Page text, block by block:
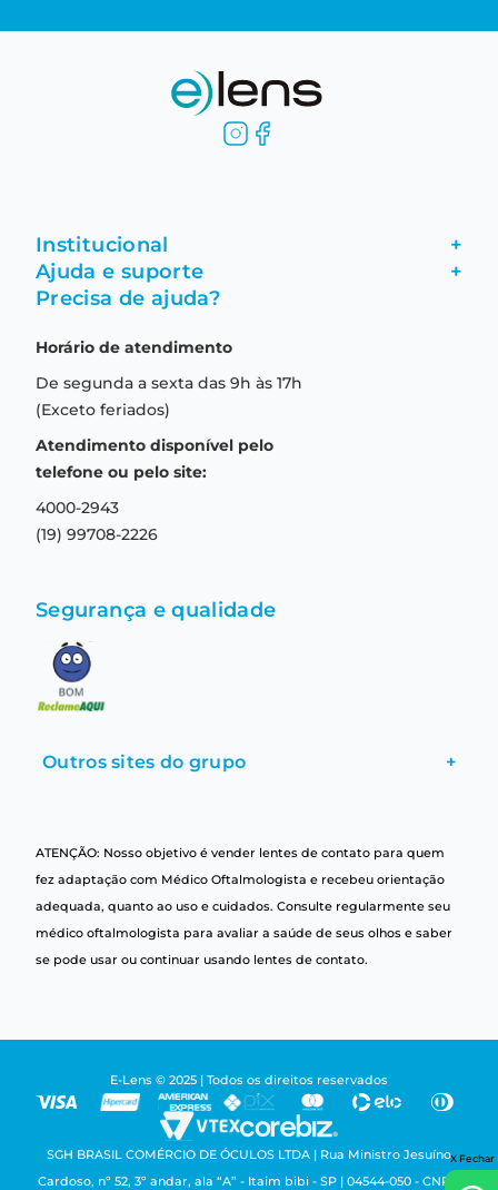
Institucional +
Fale conosco
Formas de pagamento
Aviso de privacidade
Termos e condições de uso
Ajuda e suporte +
Garantia
Troca e devolução
Central de relacionamento
Precisa de ajuda?
Horário de atendimento
De segunda a sexta das 9h às 17h
(Exceto feriados)
Atendimento disponível pelo
telefone ou pelo site:
4000-2943
(19) 99708-2226
Segurança e qualidade
Outros sites do grupo +
ATENÇÃO: Nosso objetivo é vender lentes de contato para quem
fez adaptação com Médico Oftalmologista e recebeu orientação
adequada, quanto ao uso e cuidados. Consulte regularmente seu
médico oftalmologista para avaliar a saúde de seus olhos e saber
se pode usar ou continuar usando lentes de contato.
E-Lens © 2025 | Todos os direitos reservados
SGH BRASIL COMÉRCIO DE ÓCULOS LTDA | Rua Ministro Jesuíno
Cardoso, nº 52, 3º andar, ala “A” - Itaim bibi - SP | 04544-050 - CNPJ:
X Fechar